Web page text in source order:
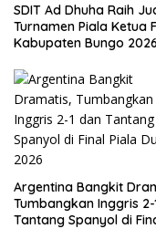
SDIT Ad Dhuha Raih
Turnamen Piala Ketua
Kabupaten Bungo 2026
Argentina Bangkit
Tumbangkan Inggris 2-
Tantang Spanyol di